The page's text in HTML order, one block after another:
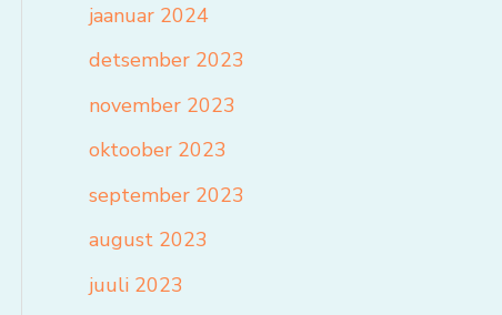
jaanuar 2024
detsember 2023
november 2023
oktoober 2023
september 2023
august 2023
juuli 2023